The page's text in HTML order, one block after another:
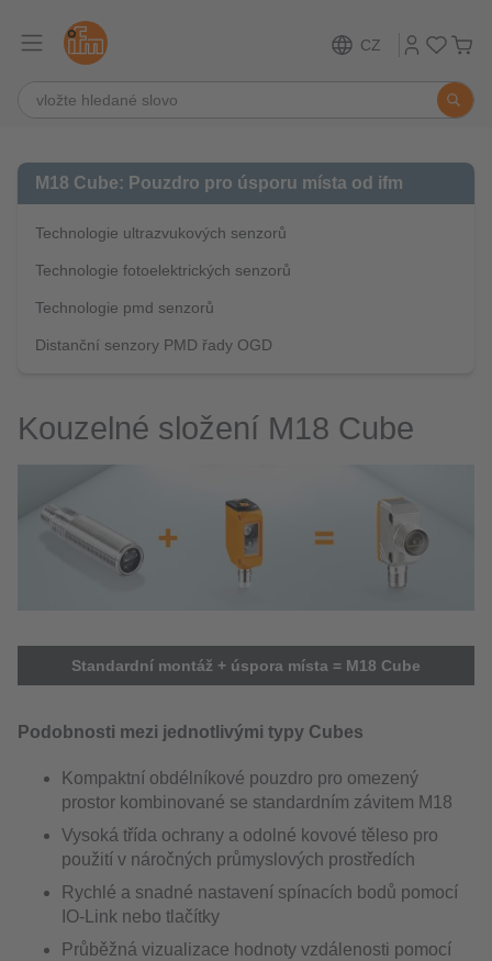
CZ
M18 Cube: Pouzdro pro úsporu místa od ifm
Technologie ultrazvukových senzorů
Technologie fotoelektrických senzorů
Technologie pmd senzorů
Distanční senzory PMD řady OGD
Kouzelné složení M18 Cube
Standardní montáž + úspora místa = M18 Cube
Podobnosti mezi jednotlivými typy Cubes
Kompaktní obdélníkové pouzdro pro omezený
prostor kombinované se standardním závitem M18
Vysoká třída ochrany a odolné kovové těleso pro
použití v náročných průmyslových prostředích
Rychlé a snadné nastavení spínacích bodů pomocí
IO-Link nebo tlačítky
Průběžná vizualizace hodnoty vzdálenosti pomocí